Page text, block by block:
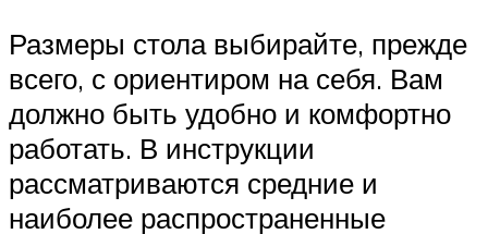
Размеры стола выбирайте, прежде
всего, с ориентиром на себя. Вам
должно быть удобно и комфортно
работать. В инструкции
рассматриваются средние и
наиболее распространенные